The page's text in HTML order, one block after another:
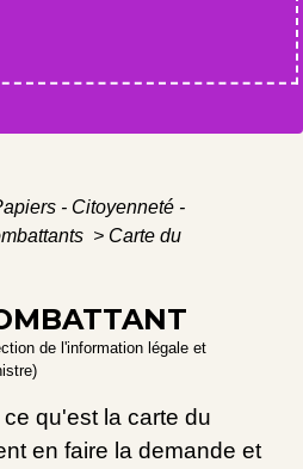
- Citoyenneté -
> Carte du
de l'information légale et
qu'est la carte du
en faire la demande et